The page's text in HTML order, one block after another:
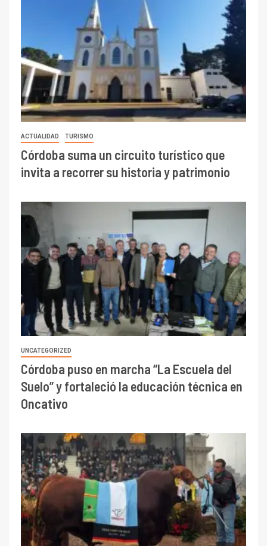
ACTUALIDAD TURISMO
Córdoba suma un circuito turístico que
invita a recorrer su historia y patrimonio
UNCATEGORIZED
Córdoba puso en marcha “La Escuela del
Suelo” y fortaleció la educación técnica en
Oncativo